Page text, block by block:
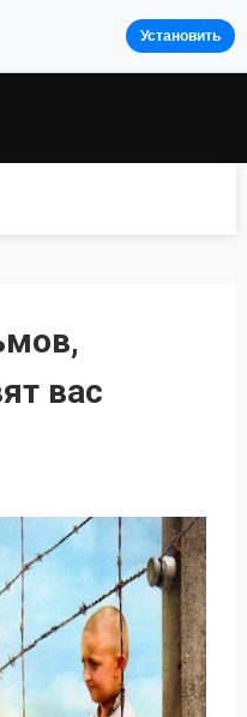
вас
Установить